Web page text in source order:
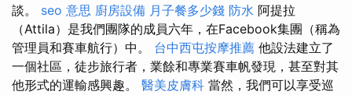
談。 seo 意思 廚房設備 月子餐多少錢 防水 阿提拉
（Attila）是我們團隊的成員六年，在Facebook集團（稱為
管理員和賽車航行）中。 台中西屯按摩推薦 他設法建立了
一個社區，徒步旅行者，業餘和專業賽車帆發現，甚至對其
他形式的運輸感興趣。 醫美皮膚科 當然，我們可以享受巡